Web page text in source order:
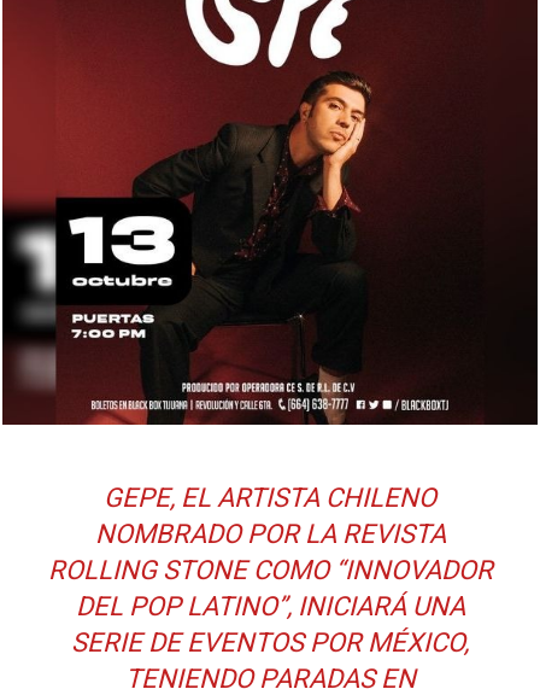
GEPE, EL ARTISTA CHILENO
NOMBRADO POR LA REVISTA
ROLLING STONECOMO “INNOVADOR
DEL POP LATINO”, INICIARÁ UNA
SERIE DE EVENTOS POR MÉXICO,
TENIENDO PARADAS EN